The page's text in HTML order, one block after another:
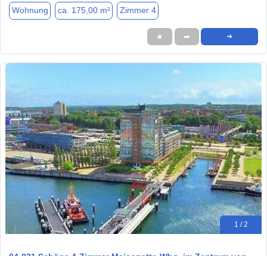
Wohnung ca. 175,00 m² Zimmer 4
★ ➦ ➜
1 / 2